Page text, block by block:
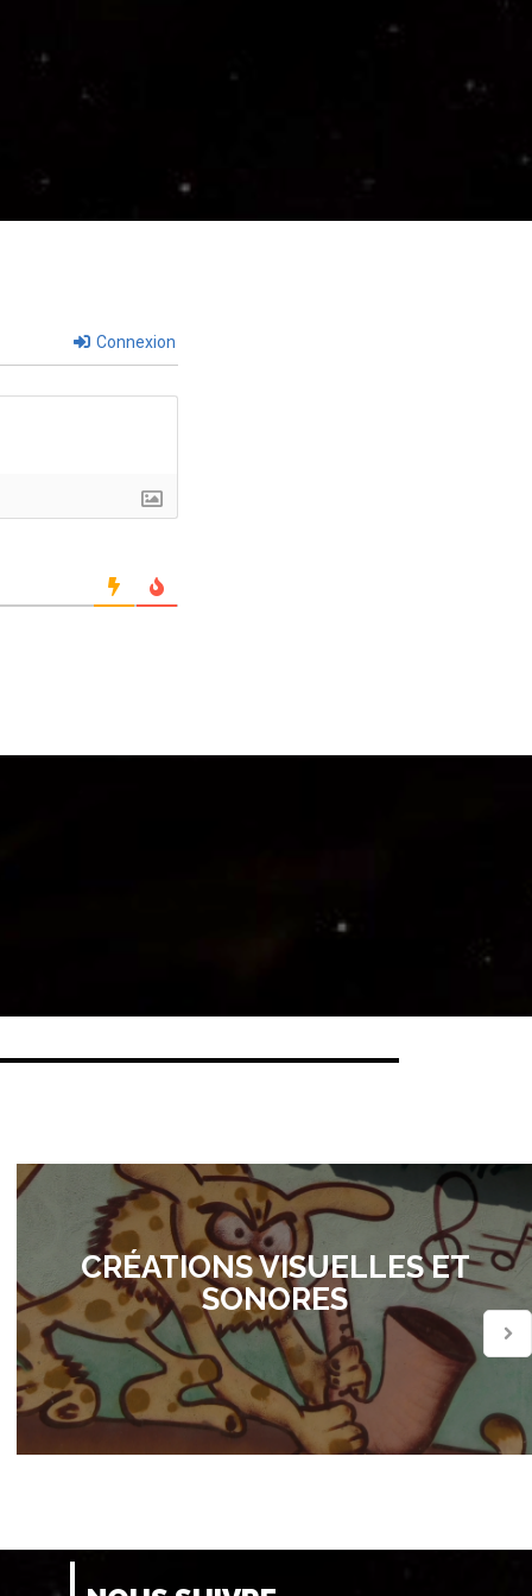
Connexion
CRÉATIONS VISUELLES ET
SONORES